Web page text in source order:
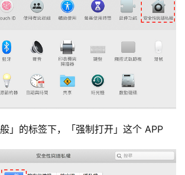
」的标签下，「强制打开」这个 APP